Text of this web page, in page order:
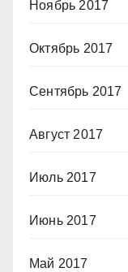
Ноябрь 2017
Октябрь 2017
Сентябрь 2017
Август 2017
Июль 2017
Июнь 2017
Май 2017